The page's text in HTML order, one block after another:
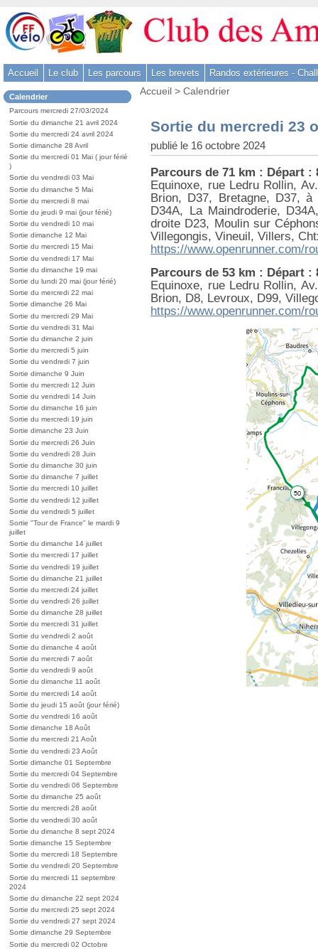
Aller
au
contenu
Aller
menu
-
Aller
à
la
recherche
Accueil Le club Les parcours Les brevets Randos extérieures -
Dans
la
rubrique
:
Calendrier
Parcours mercredi 27/03/2024
Sortie du dimanche 21 avril 2024
Sortie du mercredi 24 avril 2024
Sortie dimanche 28 Avril
Sortie du mercredi 01 Mai ( jour férié
)
Sortie du vendredi 03 Mai
Sortie du dimanche 5 Mai
Sortie du mercredi 8 mai
Sortie du jeudi 9 mai (jour férié)
Sortie du vendredi 10 mai
Sortie dimanche 12 Mai
Sortie du mercredi 15 Mai
Sortie du vendredi 17 Mai
Sortie du dimanche 19 mai
Sortie du lundi 20 mai (jour férié)
Sortie du mercredi 22 mai
Sortie dimanche 26 Mai
Sortie du mercredi 29 Mai
Sortie du vendredi 31 Mai
Sortie du dimanche 2 juin
Sortie du mercredi 5 juin
Sortie du vendredi 7 juin
Sortie dimanche 9 Juin
Sortie du mercredi 12 Juin
Sortie du vendredi 14 Juin
Sortie du dimanche 16 juin
Sortie du mercredi 19 juin
Sortie dimanche 23 Juin
Sortie du mercredi 26 Juin
Sortie du vendredi 28 Juin
Sortie du dimanche 30 juin
Sortie du dimanche 7 juillet
Sortie du mercredi 10 juillet
Sortie du vendredi 12 juillet
Sortie du vendredi 5 juillet
Sortie "Tour de France" le mardi 9
juillet
Sortie du dimanche 14 juillet
Sortie du mercredi 17 juillet
Sortie du vendredi 19 juillet
Sortie du dimanche 21 juillet
Sortie du mercredi 24 juillet
Sortie du vendredi 26 juillet
Sortie du dimanche 28 juillet
Sortie du mercredi 31 juillet
Sortie du vendredi 2 août
Sortie du dimanche 4 août
Sortie du mercredi 7 août
Sortie du vendredi 9 août
Sortie du dimanche 11 août
Sortie du mercredi 14 août
Sortie du jeudi 15 août (jour férié)
Sortie du vendredi 16 août
Sortie dimanche 18 Août
Sortie du mercredi 21 Août
Sortie du vendredi 23 Août
Sortie dimanche 01 Septembre
Sortie du mercredi 04 Septembre
Sortie du vendredi 06 Septembre
Sortie du dimanche 25 août
Sortie du mercredi 28 août
Sortie du vendredi 30 août
Sortie du dimanche 8 sept 2024
Sortie dimanche 15 Septembre
Sortie du mercredi 18 Septembre
Sortie du vendredi 20 Septembre
Sortie du mercredi 11 septembre
2024
Sortie du dimanche 22 sept 2024
Sortie du mercredi 25 sept 2024
Sortie du vendredi 27 sept 2024
Sortie dimanche 29 Septembre
Sortie du mercredi 02 Octobre
Vous
Accueil >Calendrier
Sortie du mercredi 23
publié le 16 octobre 2024
Parcours de 71 km : Départ :
Equinoxe, rue Ledru Rollin,
Brion, D37, Bretagne, D37,
D34A, La Maindroderie,
droite D23, Moulin sur
Villegongis, Vineuil, Villers,
https://www.openrunner.com/
Parcours de 53 km : Départ :
Equinoxe, rue Ledru Rollin,
Brion, D8, Levroux, D99,
https://www.openrunner.com/